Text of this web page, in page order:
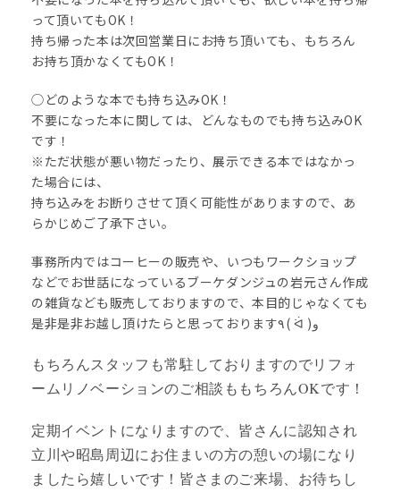
って頂いてもOK！
持ち帰った本は次回営業日にお持ち頂いても、もちろん
お持ち頂かなくてもOK！
◯どのような本でも持ち込みOK！
不要になった本に関しては、どんなものでも持ち込みOK
です！
※ただ状態が悪い物だったり、展示できる本ではなかっ
た場合には、
持ち込みをお断りさせて頂く可能性がありますので、あ
らかじめご了承下さい。
事務所内ではコーヒーの販売や、いつもワークショップ
などでお世話になっているブーケダンジュの岩元さん作成
の雑貨なども販売しておりますので、本目的じゃなくても
是非是非お越し頂けたらと思っております٩( ᐛ )و
もちろんスタッフも常駐しておりますのでリフォ
ームリノベーションのご相談ももちろんOKです！
定期イベントになりますので、皆さんに認知され
立川や昭島周辺にお住まいの方の憩いの場になり
ましたら嬉しいです！ 皆さまのご来場、お待ちし